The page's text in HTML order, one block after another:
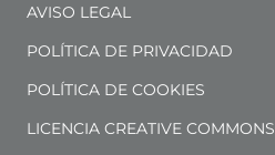
AVISO LEGAL
POLÍTICA DE PRIVACIDAD
POLÍTICA DE COOKIES
LICENCIA CREATIVE COMMONS